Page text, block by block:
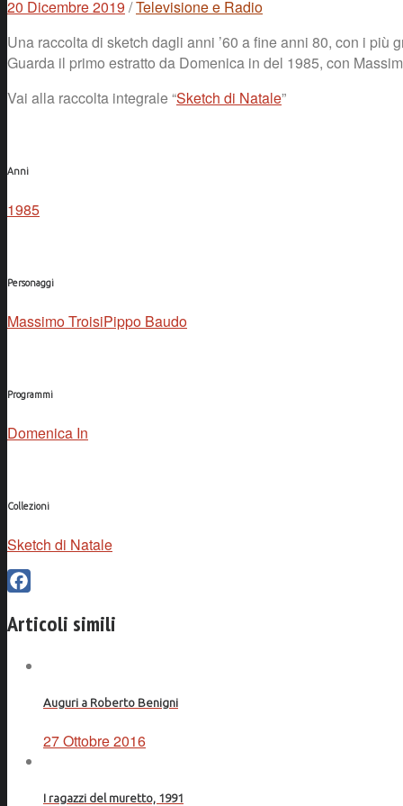
20 Dicembre 2019 /Televisione e Radio
Una raccolta di sketch dagli anni ’60 a fine anni 80, con i più
Guarda il primo estratto da Domenica in del 1985, con
Vai alla raccolta integrale “Sketch di Natale”
Anni
1985
Personaggi
Massimo TroisiPippo Baudo
Programmi
Domenica In
Collezioni
Sketch di Natale
Articoli simili
Auguri a Roberto Benigni
27 Ottobre 2016
I ragazzi del muretto, 1991